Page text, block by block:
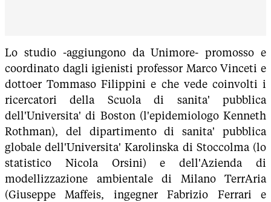
Lo studio -aggiungono da Unimore- promosso e
coordinato dagli igienisti professor Marco Vinceti e
dottoer Tommaso Filippini e che vede coinvolti i
ricercatori della Scuola di sanita' pubblica
dell'Universita' di Boston (l'epidemiologo Kenneth
Rothman), del dipartimento di sanita' pubblica
globale dell'Universita' Karolinska di Stoccolma (lo
statistico Nicola Orsini) e dell'Azienda di
modellizzazione ambientale di Milano TerrAria
(Giuseppe Maffeis, ingegner Fabrizio Ferrari e